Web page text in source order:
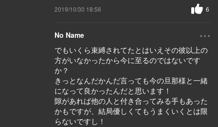
2019/10/30 18:56 6
No Name ...
でもいくら束縛されてたとはいえその彼以上の
方がいなかったから今に至るのではないです
か？
きっとなんだかんだ言っても今の旦那様と一緒
になって良かったんだと思います！
隙があれば他の人と付き合ってみる手もあった
かもですが、結局優しくてもうまくいくとは限
らないですし！